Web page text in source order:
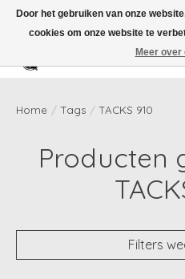
Home / Tags / TACKS 910
Producten
Filters
Door het gebruiken van onze
cookies om onze website te
Meer over